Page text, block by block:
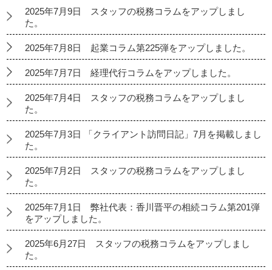
2025年7月9日 スタッフの税務コラムをアップしまし
た。
2025年7月8日 起業コラム第225弾をアップしました。
2025年7月7日 経理代行コラムをアップしました。
2025年7月4日 スタッフの税務コラムをアップしまし
た。
2025年7月3日 「クライアント訪問日記」7月を掲載しまし
た。
2025年7月2日 スタッフの税務コラムをアップしまし
た。
2025年7月1日 弊社代表：香川晋平の相続コラム第201弾
をアップしました。
2025年6月27日 スタッフの税務コラムをアップしまし
た。